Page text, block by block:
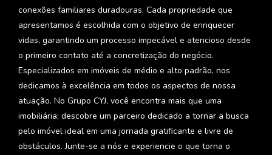
conexões familiares duradouras. Cada propriedade que
apresentamos é escolhida com o objetivo de enriquecer
vidas, garantindo um processo impecável e atencioso desde
o primeiro contato até a concretização do negócio.
Especializados em imóveis de médio e alto padrão, nos
dedicamos à excelência em todos os aspectos de nossa
atuação. No Grupo CYJ, você encontra mais que uma
imobiliária; descobre um parceiro dedicado a tornar a busca
pelo imóvel ideal em uma jornada gratificante e livre de
obstáculos. Junte-se a nós e experiencie o que torna o